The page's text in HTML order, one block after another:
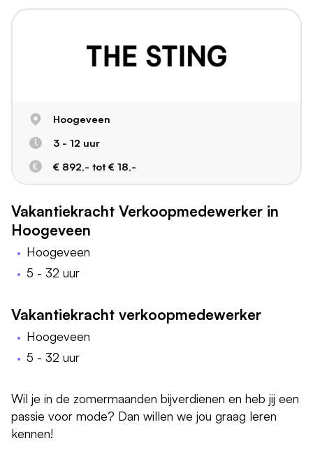
Hoogeveen
3 - 12 uur
€ 892,- tot € 18,-
Vakantiekracht Verkoopmedewerker in
Hoogeveen
Hoogeveen
5 - 32 uur
Vakantiekracht verkoopmedewerker
Hoogeveen
5 - 32 uur
Wil je in de zomermaanden bijverdienen en heb jij een
passie voor mode? Dan willen we jou graag leren
kennen!